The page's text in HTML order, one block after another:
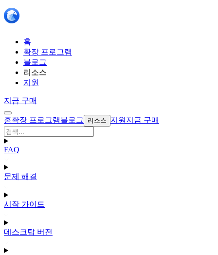
홈
확장 프로그램
블로그
리소스
지원
지금 구매
홈확장 프로그램블로그 리소스 지원 지금 구매
FAQ
문제 해결
시작 가이드
데스크탑 버전